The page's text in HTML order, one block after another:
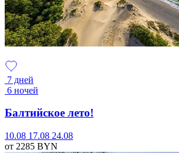
7 дней
6 ночей
Балтийское лето!
10.08 17.08 24.08
от 2285 BYN